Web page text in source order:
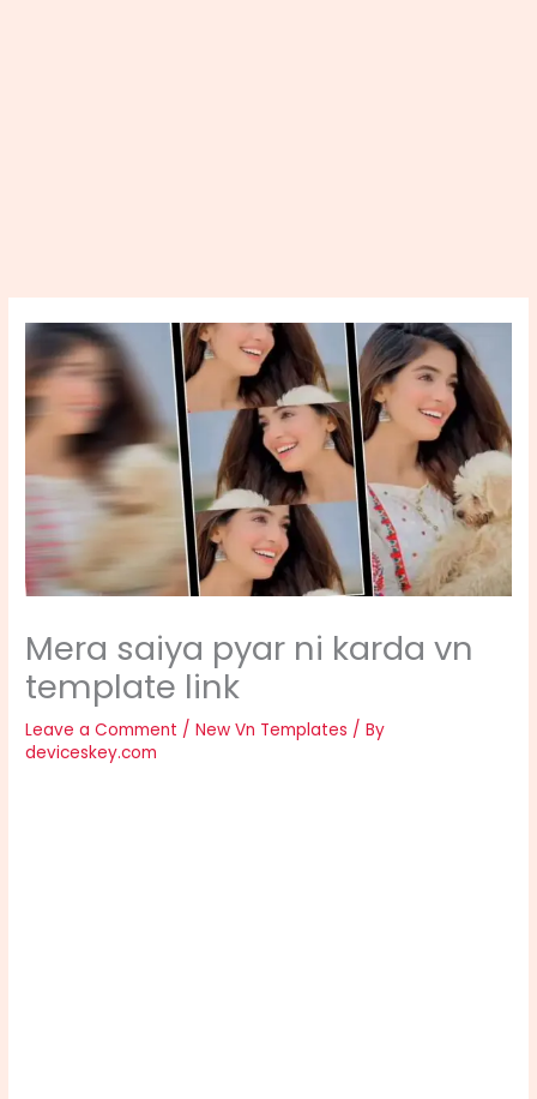
Mera saiya pyar ni karda vn
template link
Leave a Comment /New Vn Templates / By
deviceskey.com